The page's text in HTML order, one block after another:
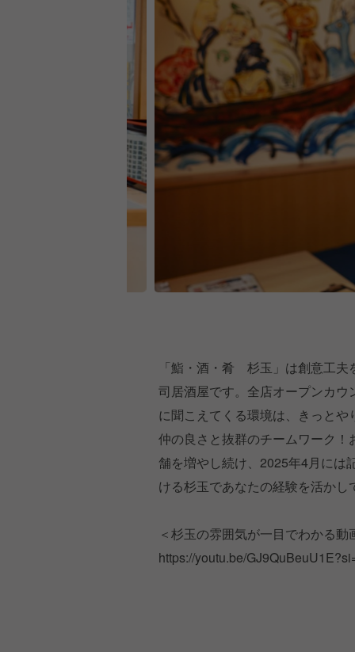
「鮨・酒・肴 杉玉」は創意工夫
司居酒屋です。全店オープンカ
に聞こえてくる環境は、きっと
仲の良さと抜群のチームワーク
舗を増やし続け、2025年4月には
ける杉玉であなたの経験を活か
＜杉玉の雰囲気が一目でわかる動
https://youtu.be/